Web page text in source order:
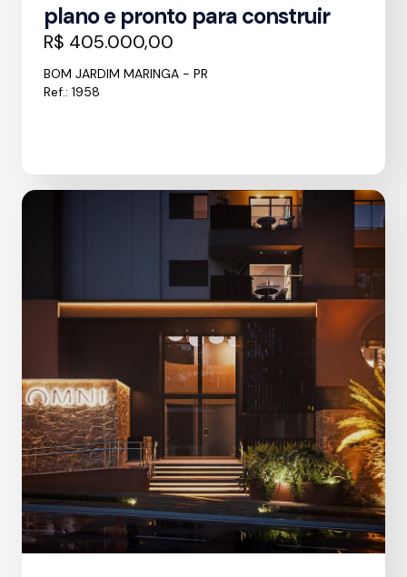
plano e pronto para construir
R$ 405.000,00
BOM JARDIM MARINGA - PR
Ref.: 1958